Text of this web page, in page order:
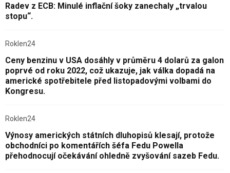
Radev z ECB: Minulé inflační šoky zanechaly „trvalou
stopu“.
Roklen24
Ceny benzinu v USA dosáhly v průměru 4 dolarů za galon
poprvé od roku 2022, což ukazuje, jak válka dopadá na
americké spotřebitele před listopadovými volbami do
Kongresu.
Roklen24
Výnosy amerických státních dluhopisů klesají, protože
obchodníci po komentářích šéfa Fedu Powella
přehodnocují očekávání ohledně zvyšování sazeb Fedu.